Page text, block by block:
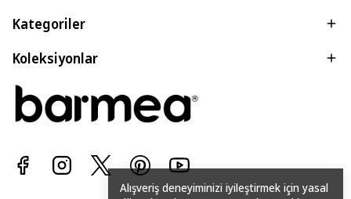
Alışveriş deneyiminizi iyileştirmek için yasal
Kategoriler
Koleksiyonlar